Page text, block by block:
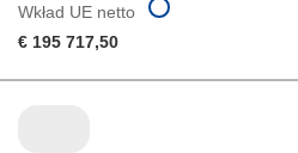
Wkład UE netto
€ 195 717,50